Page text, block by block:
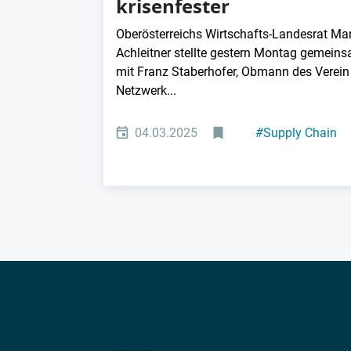
krisenfester
Oberösterreichs Wirtschafts-Landesrat
Achleitner stellte gestern Montag
mit Franz Staberhofer, Obmann des Verein
Netzwerk...
04.03.2025 #Supply Chain